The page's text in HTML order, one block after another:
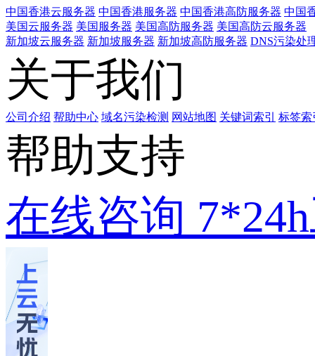
中国香港云服务器 中国香港服务器 中国香港高防服务器 中国
美国云服务器 美国服务器 美国高防服务器 美国高防云服务器
新加坡云服务器 新加坡服务器 新加坡高防服务器 DNS污染处
关于我们
公司介绍 帮助中心 域名污染检测 网站地图 关键词索引 标签索
帮助支持
在线咨询